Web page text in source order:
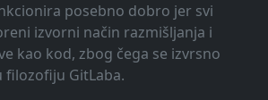
posebno dobro jer svi
izvorni način razmišljanja i
kao kod, zbog čega se izvrsno
filozofiju GitLaba.